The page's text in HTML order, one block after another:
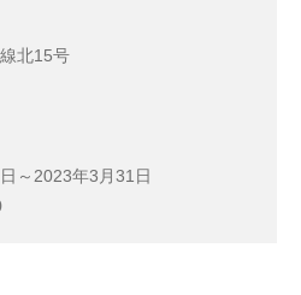
北15号
～2023年3月31日